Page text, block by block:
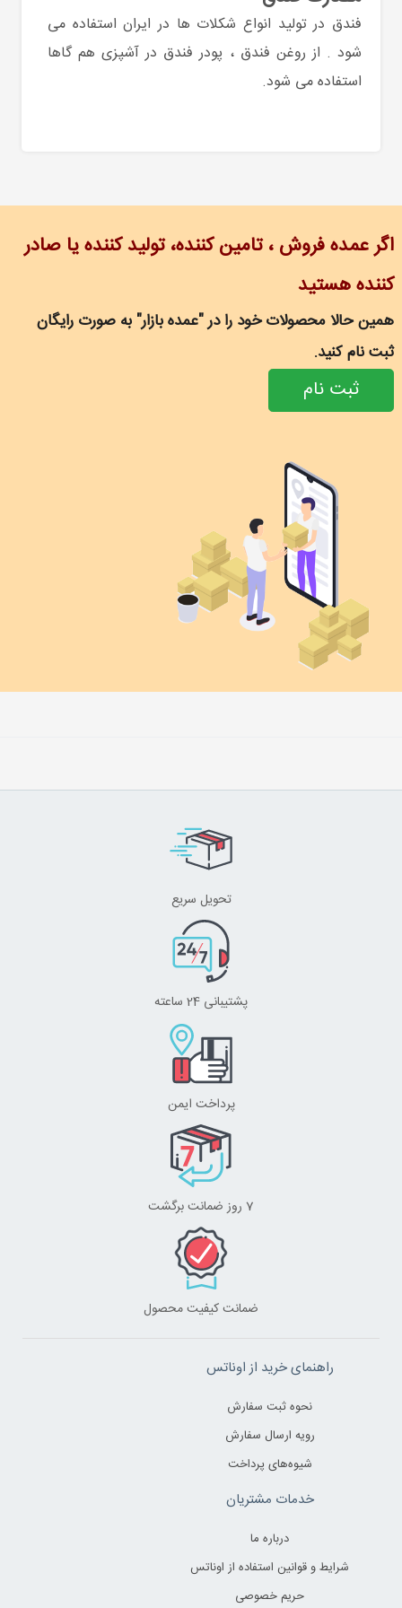
فندق در تولید انواع شکلات ها در ایران استفاده می
شود . از روغن فندق ، پودر فندق در آشپزی هم گاها
استفاده می شود.
اگر عمده فروش ، تامین کننده، تولید کننده یا صادر
کننده هستید
همین حالا محصولات خود را در "عمده بازار" به صورت رایگان
ثبت نام کنید.
ثبت نام
تحویل سریع
پشتیبانی 24 ساعته
پرداخت ایمن
7 روز ضمانت برگشت
ضمانت کیفیت محصول
راهنمای خرید از اوناتس
نحوه ثبت سفارش
رویه ارسال سفارش
شیوه‌های پرداخت
خدمات مشتریان
درباره ما
شرایط و قوانین استفاده از اوناتس
حریم خصوصی